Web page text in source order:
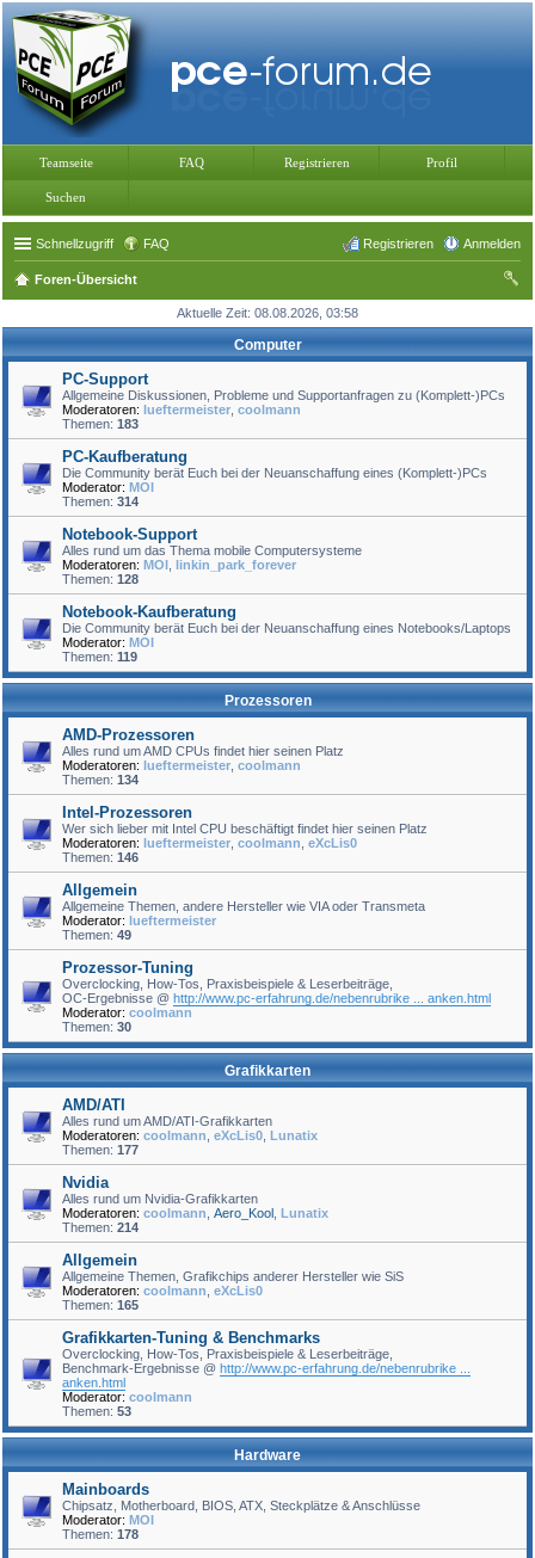
Teamseite FAQ Registrieren Profil
Suchen
Schnellzugriff FAQ Anmelden
Registrieren
Foren-Übersicht
he
Aktuelle Zeit: 08.08.2026, 03:58
Computer
PC-Support
Allgemeine Diskussionen, Probleme und Supportanfragen zu (Komplett-)PCs
Moderatoren: lueftermeister coolmann
Themen: 183
PC-Kaufberatung
Die Community berät Euch bei der Neuanschaffung eines (Komplett-)PCs
Moderator: MOI
Themen: 314
Notebook-Support
Alles rund um das Thema mobile Computersysteme
Moderatoren: MOI linkin_park_forever
Themen: 128
Notebook-Kaufberatung
Die Community berät Euch bei der Neuanschaffung eines Notebooks/Laptops
Moderator: MOI
Themen: 119
Prozessoren
AMD-Prozessoren
Alles rund um AMD CPUs findet hier seinen Platz
Moderatoren: lueftermeister coolmann
Themen: 134
Intel-Prozessoren
Wer sich lieber mit Intel CPU beschäftigt findet hier seinen Platz
Moderatoren: lueftermeister coolmann eXcLis0
Themen: 146
Allgemein
Allgemeine Themen, andere Hersteller wie VIA oder Transmeta
Moderator: lueftermeister
Themen: 49
Prozessor-Tuning
Overclocking, How-Tos, Praxisbeispiele & Leserbeiträge,
OC-Ergebnisse @ http://www.pc-erfahrung.de/nebenrubrike ... anken.html
Moderator: coolmann
Themen: 30
Grafikkarten
AMD/ATI
Alles rund um AMD/ATI-Grafikkarten
Moderatoren: coolmann eXcLis0 Lunatix
Themen: 177
Nvidia
Alles rund um Nvidia-Grafikkarten
Moderatoren: coolmann Aero_Kool Lunatix
Themen: 214
Allgemein
Allgemeine Themen, Grafikchips anderer Hersteller wie SiS
Moderatoren: coolmann eXcLis0
Themen: 165
Grafikkarten-Tuning & Benchmarks
Overclocking, How-Tos, Praxisbeispiele & Leserbeiträge,
Benchmark-Ergebnisse @ http://www.pc-erfahrung.de/nebenrubrike ...
anken.html
Moderator: coolmann
Themen: 53
Hardware
Mainboards
Chipsatz, Motherboard, BIOS, ATX, Steckplätze & Anschlüsse
Moderator: MOI
Themen: 178